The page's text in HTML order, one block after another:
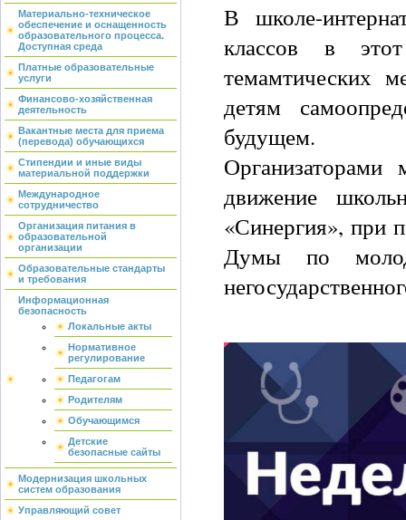
Материально-техническое
обеспечение и оснащенность
образовательного процесса.
Доступная среда
Платные образовательные
услуги
Финансово-хозяйственная
деятельность
Вакантные места для приема
(перевода) обучающихся
Стипендии и иные виды
материальной поддержки
Международное
сотрудничество
Организация питания в
образовательной
организации
Образовательные стандарты
и требования
Информационная
безопасность
Локальные акты
Нормативное
регулирование
Педагогам
Родителям
Обучающимся
Детские
безопасные сайты
Модернизация школьных
систем образования
Управляющий совет
В школе-
классов в
темамтических
детям
будущем.
Организаторами
движение
«Синергия», при
Думы по